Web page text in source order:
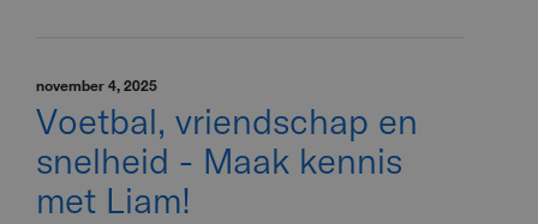
november 4, 2025
Voetbal, vriendschap en
snelheid - Maak kennis
met Liam!